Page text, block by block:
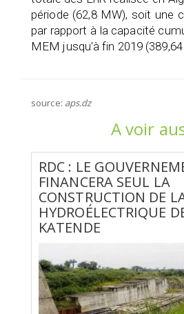
période (62,8 MW), soit une
par rapport à la capacité
MEM jusqu'à fin 2019 (389,64
source: aps.dz
A voir
RDC : LE
FINANCERA SEUL LA
CONSTRUCTION DE
HYDROÉLECTRIQUE
KATENDE